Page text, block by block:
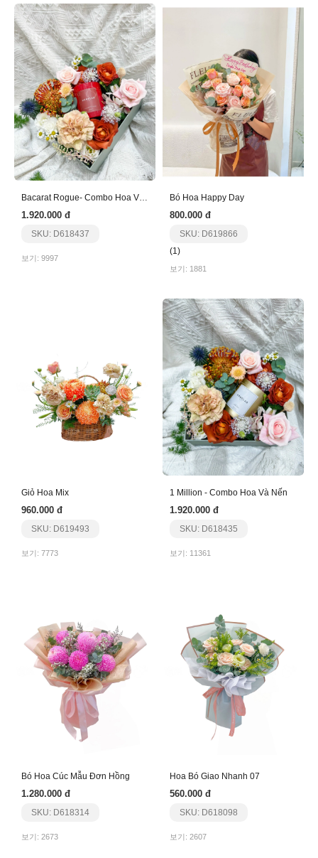
Bacarat Rogue- Combo Hoa Và Nến
1.920.000 đ
SKU: D618437
보기: 9997
Bó Hoa Happy Day
800.000 đ
SKU: D619866
(1)
보기: 1881
Giỏ Hoa Mix
960.000 đ
SKU: D619493
보기: 7773
1 Million - Combo Hoa Và Nến
1.920.000 đ
SKU: D618435
보기: 11361
Bó Hoa Cúc Mẫu Đơn Hồng
1.280.000 đ
SKU: D618314
보기: 2673
Hoa Bó Giao Nhanh 07
560.000 đ
SKU: D618098
보기: 2607